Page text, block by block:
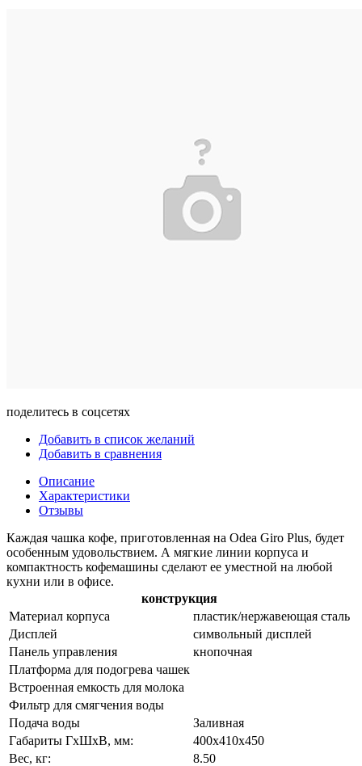
поделитесь в соцсетях
Добавить в список желаний
Добавить в сравнения
Описание
Характеристики
Отзывы
Каждая чашка кофе, приготовленная на Odea Giro Plus, будет
особенным удовольствием. А мягкие линии корпуса и
компактность кофемашины сделают ее уместной на любой
кухни или в офисе.
конструкция
Материал корпуса
пластик/нержавеющая сталь
Дисплей
символьный дисплей
Панель управления
кнопочная
Платформа для подогрева чашек
Встроенная емкость для молока
Фильтр для смягчения воды
Подача воды
Заливная
Габариты ГхШхВ, мм:
400х410х450
Вес, кг:
8.50